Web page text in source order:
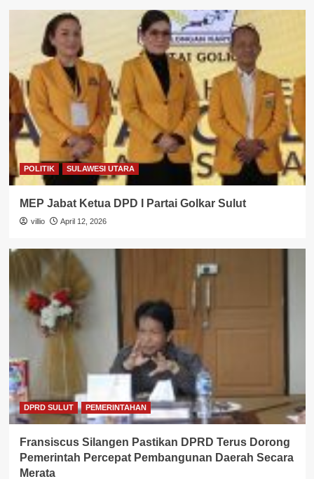
POLITIK SULAWESI UTARA
MEP Jabat Ketua DPD I Partai Golkar Sulut
villio April 12, 2026
DPRD SULUT PEMERINTAHAN
Fransiscus Silangen Pastikan DPRD Terus Dorong
Pemerintah Percepat Pembangunan Daerah Secara
Merata